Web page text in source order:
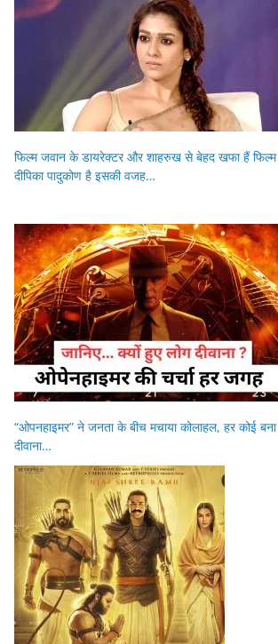
फिल्म जवान के डायरेक्टर और शाहरुख से बेहद खफा हैं फिल्म
दीपिका पादुकोण है इसकी वजह…
“ओपनहाइमर” ने जनता के बीच मचाया कोलाहल, हर कोई
दीवाना…